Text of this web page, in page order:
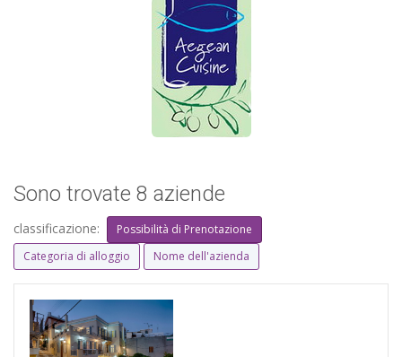
Sono trovate 8 aziende
classificazione:
Possibilità di Prenotazione
Categoria di alloggio
Nome dell'azienda